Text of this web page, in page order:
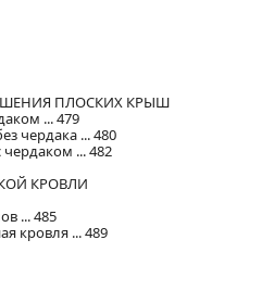
ПЛОСКИХ КРЫШ
... 479
чердака ... 480
... 482
КРОВЛИ
... 485
кровля ... 489